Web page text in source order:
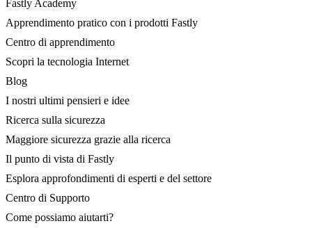
Fastly Academy
Apprendimento pratico con i prodotti Fastly
Centro di apprendimento
Scopri la tecnologia Internet
Blog
I nostri ultimi pensieri e idee
Ricerca sulla sicurezza
Maggiore sicurezza grazie alla ricerca
Il punto di vista di Fastly
Esplora approfondimenti di esperti e del settore
Centro di Supporto
Come possiamo aiutarti?